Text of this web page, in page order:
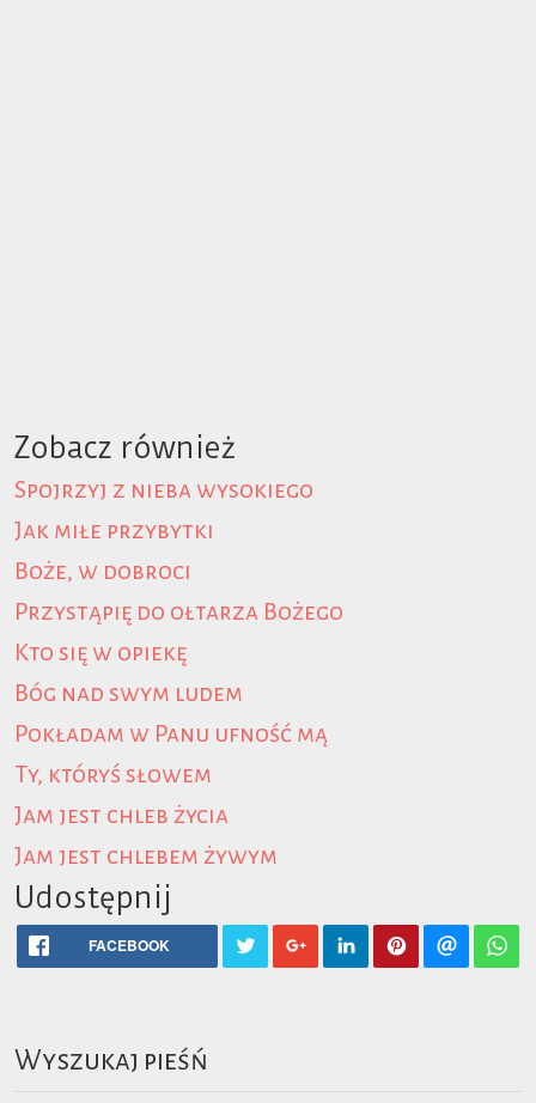
Zobacz również
Spojrzyj z nieba wysokiego
Jak miłe przybytki
Boże, w dobroci
Przystąpię do ołtarza Bożego
Kto się w opiekę
Bóg nad swym ludem
Pokładam w Panu ufność mą
Ty, któryś słowem
Jam jest chleb życia
Jam jest chlebem żywym
Udostępnij
FACEBOOK
Wyszukaj pieśń